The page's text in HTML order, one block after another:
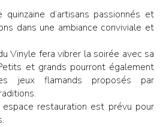
d’artisans passionnés et
dans une ambiance conviviale et
Vinyle fera vibrer la soirée avec sa
et grands pourront également
jeux flamands proposés par
restauration est prévu pour